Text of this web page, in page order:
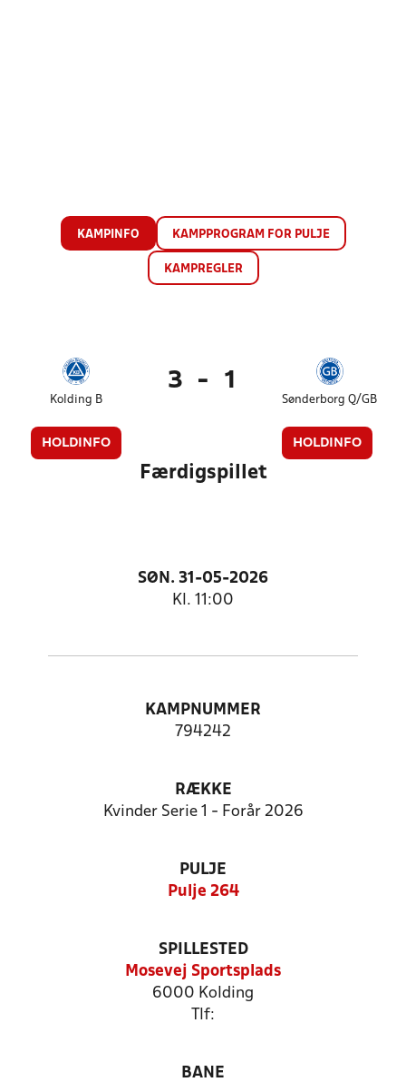
KAMPINFO KAMPPROGRAM FOR PULJE
KAMPREGLER
Kolding B
HOLDINFO
3 - 1
Sønderborg Q/GB
HOLDINFO
Færdigspillet
SØN. 31-05-2026
Kl. 11:00
KAMPNUMMER
794242
RÆKKE
Kvinder Serie 1 - Forår 2026
PULJE
Pulje 264
SPILLESTED
Mosevej Sportsplads
6000 Kolding
Tlf:
BANE